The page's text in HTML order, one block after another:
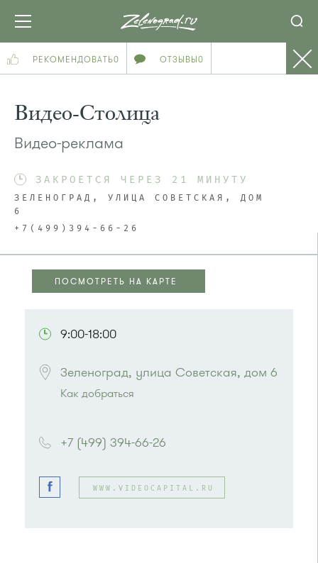
РЕКОМЕНДОВАТЬ0 ОТЗЫВЫ0
Видео-Столица
Видео-реклама
ЗАКРОЕТСЯ ЧЕРЕЗ 21 МИНУТУ
ЗЕЛЕНОГРАД, УЛИЦА СОВЕТСКАЯ, ДОМ
6
+7(499)394-66-26
ПОСМОТРЕТЬ НА КАРТЕ
9:00-18:00
Зеленоград, улица Советская, дом 6
Как добраться
Тарасовой"
Автобус № 14, 28
Автобусы № 14, 16, 20, 400т, 28.
Маршрутки: 460м, 707м, Ашан-1, Ашан-2
+7 (499) 394-66-26
WWW.VIDEOCAPITAL.RU